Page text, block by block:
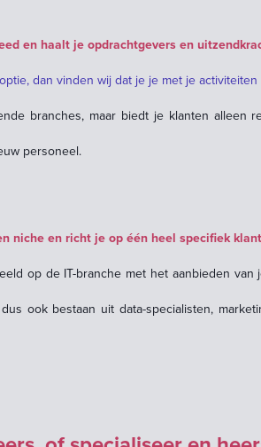
en haalt je opdrachtgevers en
dan vinden wij dat je je met je
branches, maar biedt je klanten alleen
personeel.
niche en richt je op één heel specifiek
op de IT-branche met het aanbieden
ook bestaan uit data-specialisten,